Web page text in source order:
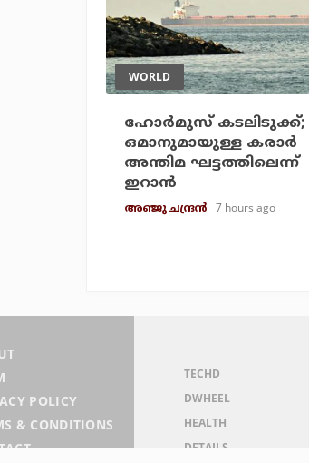
WORLD
ഹോര്‍മുസ് കടലിടുക്ക്;
ഒമാനുമായുള്ള കരാര്‍
അന്തിമ ഘട്ടത്തിലെന്ന്
ഇറാന്‍
അഞ്ജു ചന്ദ്രന്‍ 7 hours ago
POLICY
& CONDITIONS
TECHD
DWHEEL
HEALTH
DETAILS